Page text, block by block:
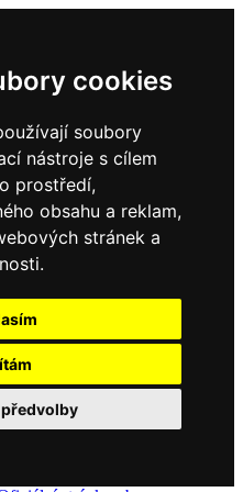
cookies
soubory
nástroje s cílem
prostředí,
obsahu a reklam,
stránek a